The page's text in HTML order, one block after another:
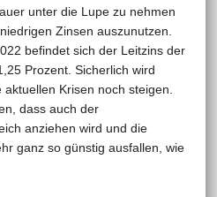
unter die Lupe zu nehmen
Zinsen auszunutzen.
befindet sich der Leitzins der
Prozent. Sicherlich wird
Krisen noch steigen.
dass auch der
anziehen wird und die
ganz so günstig ausfallen, wie